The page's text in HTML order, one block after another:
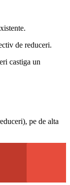
de reduceri.
castiga un
pe de alta